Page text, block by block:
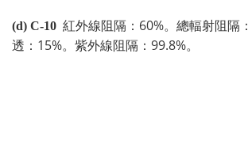
(d) C-10 紅外線阻隔： 60%。 總輻射阻隔：
透： 15%。 紫外線阻隔： 99.8%。